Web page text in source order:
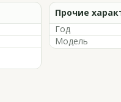
Прочие
Год
Модель